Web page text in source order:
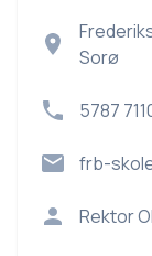
Sorø
5787
frb-
Rektor